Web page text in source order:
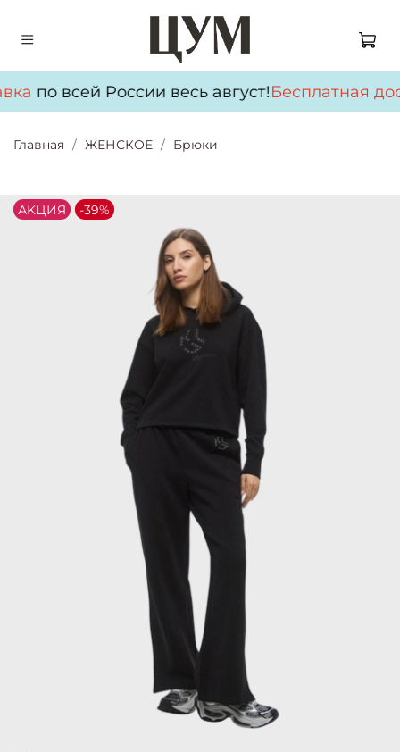
по всей России весь август!Бесплатная
Главная ЖЕНСКОЕ Брюки
АKЦИЯ -39%